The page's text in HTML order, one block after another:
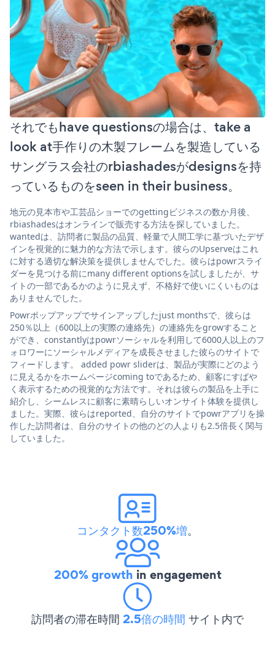
それでもhave questionsの場合は、take a
look at手作りの木製フレームを製造している
サングラス会社のrbiashadesがdesignsを持
っているものをseen in their business。
地元の見本市や工芸品ショーでのgettingビジネスの数か月後、
rbiashadesはオンラインで販売する方法を探していました。
wantedは、訪問者に製品の品質、軽量で人間工学に基づいたデザ
インを視覚的に魅力的な方法で示します。彼らのUpserveはこれ
に対する適切な解決策を提供しませんでした。彼らはpowrスライ
ダーを見つける前にmany different optionsを試しましたが、サ
イトの一部であるかのように見えず、不格好で使いにくいものは
ありませんでした。
Powrポップアップでサインアップしたjust monthsで、彼らは
250％以上（600以上の実際の連絡先）の連絡先をgrowすること
ができ、constantlyはpowrソーシャルを利用して6000人以上のフ
ォロワーにソーシャルメディアを成長させました彼らのサイトで
フィードします。 added powr sliderは、製品が実際にどのよう
に見えるかをホームページcoming toであるため、顧客にすばや
く表示するための視覚的な方法です。それは彼らの製品を上手に
紹介し、シームレスに顧客に素晴らしいオンサイト体験を提供し
ました。実際、彼らはreported、自分のサイトでpowrアプリを操
作した訪問者は、自分のサイトの他のどの人よりも2.5倍長く関与
していました。
コンタクト数250%増。
200% growth in engagement
訪問者の滞在時間 2.5倍の時間 サイト内で